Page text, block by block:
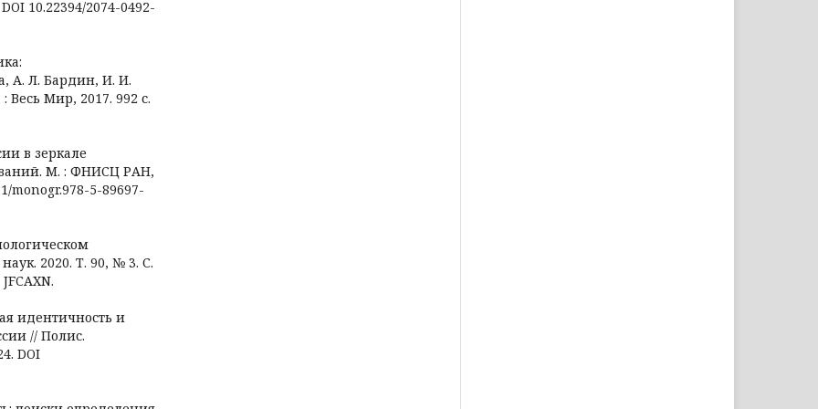
10.22394/2074-0492-
А. Л. Бардин, И. И.
Мир, 2017. 992 с.
в зеркале
М. : ФНИСЦ РАН,
monogr.978-5-89697-
2020. Т. 90, № 3. С.
идентичность и
// Полис.
DOI